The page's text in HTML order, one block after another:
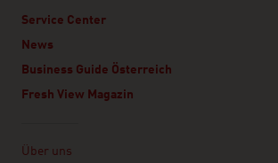
Service Center
News
Business Guide Österreich
Fresh View Magazin
Über uns